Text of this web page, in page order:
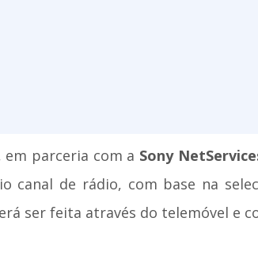
em parceria com a Sony
canal de rádio, com base na
ser feita através do telemóvel e